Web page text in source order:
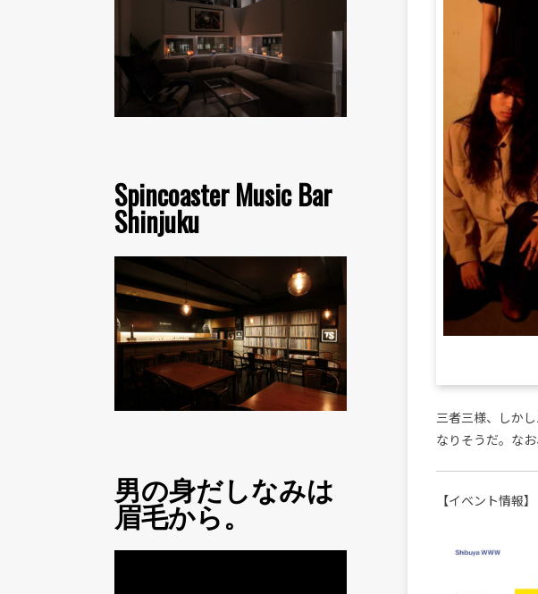
Spincoaster Music Bar
Shinjuku
男の身だしなみは
眉毛から。
三者三様、しか
なりそうだ。な
【イベント情報】